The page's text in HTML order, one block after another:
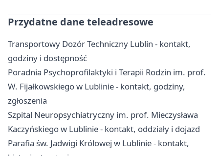
Przydatne dane teleadresowe
Transportowy Dozór Techniczny Lublin - kontakt,
godziny i dostępność
Poradnia Psychoprofilaktyki i Terapii Rodzin im. prof.
W. Fijałkowskiego w Lublinie - kontakt, godziny,
zgłoszenia
Szpital Neuropsychiatryczny im. prof. Mieczysława
Kaczyńskiego w Lublinie - kontakt, oddziały i dojazd
Parafia św. Jadwigi Królowej w Lublinie - kontakt,